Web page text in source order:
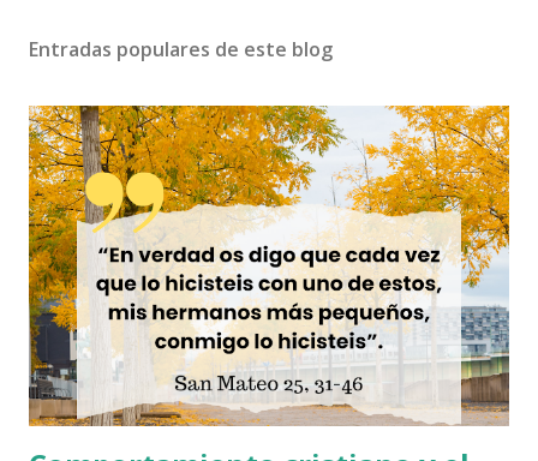
Entradas populares de este blog